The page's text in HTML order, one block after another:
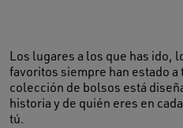
Los lugares a los que has ido,
favoritos siempre han estado
colección de bolsos está
historia y de quién eres en
tú.